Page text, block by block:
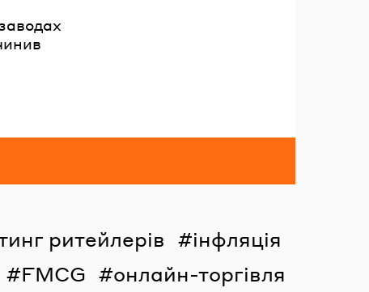
ритейлерів
інфляція
FMCG
онлайн-торгівля